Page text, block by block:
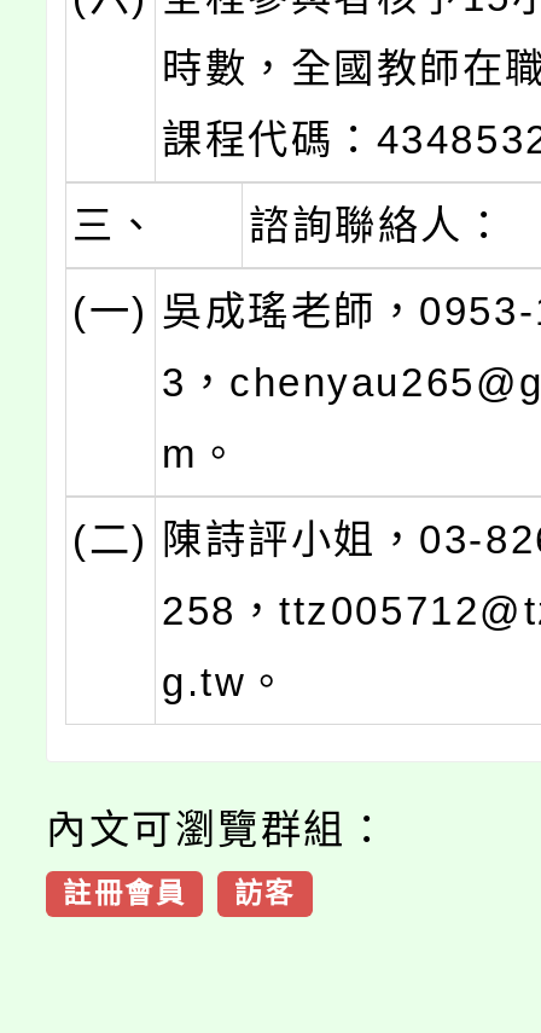
時數，全國教師在
課程代碼：
三、
諮詢聯絡人：
(一) 吳成瑤老師，
3，
m。
(二) 陳詩評小姐，03-
258，
g.tw。
內文可瀏覽群組：
註冊會員 訪客